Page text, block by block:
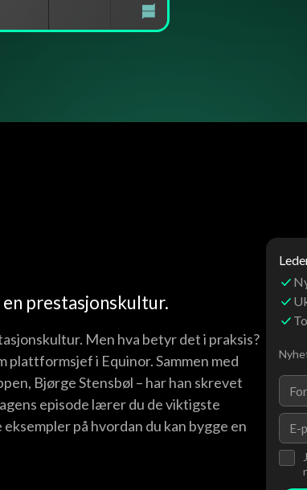
prestasjonskultur.
Men hva betyr det i praksis?
plattformsjef i Equinor. Sammen med
Bjørge Stensbøl – har han skrevet
episode lærer du de viktigste
på hvordan du kan bygge en